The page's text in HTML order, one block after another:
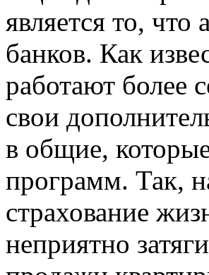
является то, что
банков. Как
работают более
свои
в общие,
программ. Так,
страхование
неприятно